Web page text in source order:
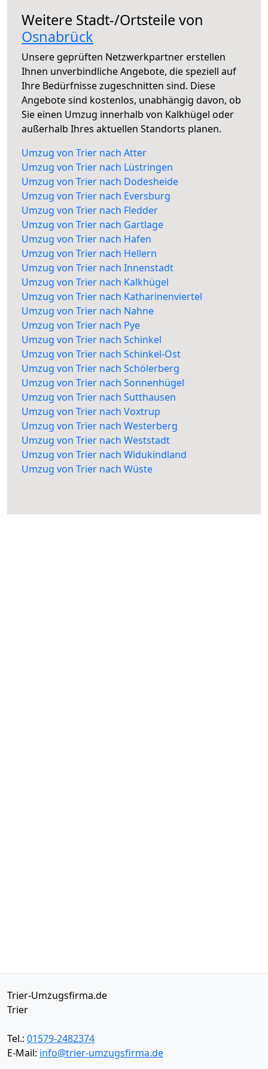
Weitere Stadt-/Ortsteile von
Osnabrück
Unsere geprüften Netzwerkpartner erstellen
Ihnen unverbindliche Angebote, die speziell auf
Ihre Bedürfnisse zugeschnitten sind. Diese
Angebote sind kostenlos, unabhängig davon, ob
Sie einen Umzug innerhalb von Kalkhügel oder
außerhalb Ihres aktuellen Standorts planen.
Umzug von Trier nach Atter
Umzug von Trier nach Lüstringen
Umzug von Trier nach Dodesheide
Umzug von Trier nach Eversburg
Umzug von Trier nach Fledder
Umzug von Trier nach Gartlage
Umzug von Trier nach Hafen
Umzug von Trier nach Hellern
Umzug von Trier nach Innenstadt
Umzug von Trier nach Kalkhügel
Umzug von Trier nach Katharinenviertel
Umzug von Trier nach Nahne
Umzug von Trier nach Pye
Umzug von Trier nach Schinkel
Umzug von Trier nach Schinkel-Ost
Umzug von Trier nach Schölerberg
Umzug von Trier nach Sonnenhügel
Umzug von Trier nach Sutthausen
Umzug von Trier nach Voxtrup
Umzug von Trier nach Westerberg
Umzug von Trier nach Weststadt
Umzug von Trier nach Widukindland
Umzug von Trier nach Wüste
Trier-Umzugsfirma.de
Trier
Tel.: 01579-2482374
E-Mail: info@trier-umzugsfirma.de